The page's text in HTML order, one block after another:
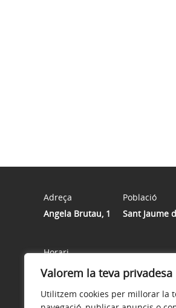
Valorem la teva privadesa
Utilitzem cookies per millorar la
Adreça
Angela Brutau, 1
Població
Sant Jaume
Horari
Horari de registre de